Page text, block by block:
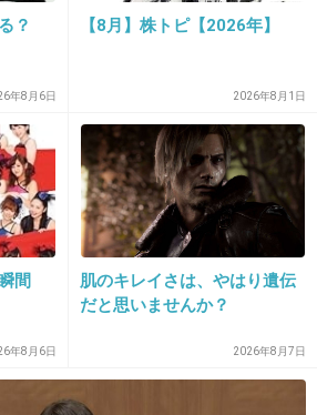
とはありまへん
+11 -1
くみは解消されつつあるのかなぁと
-0
？
年8月6日
【8月】株トピ【2026年】
2026年8月1日
間
年8月6日
肌のキレイさは、やはり遺伝
だと思いませんか？
2026年8月7日